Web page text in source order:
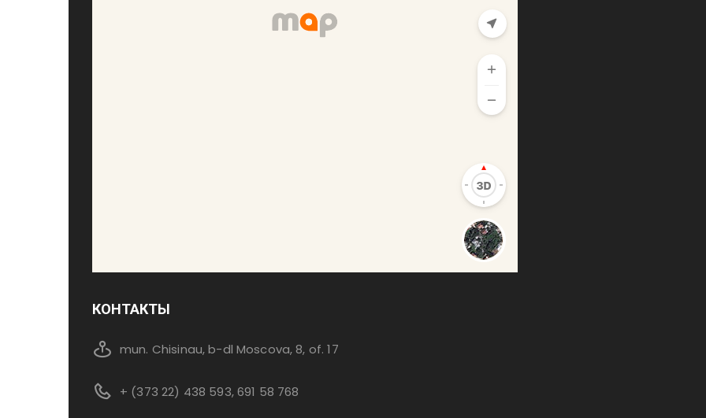
КОНТАКТЫ
mun. Chisinau, b-dl Moscova, 8, of. 17
+ (373 22) 438 593, 691 58 768